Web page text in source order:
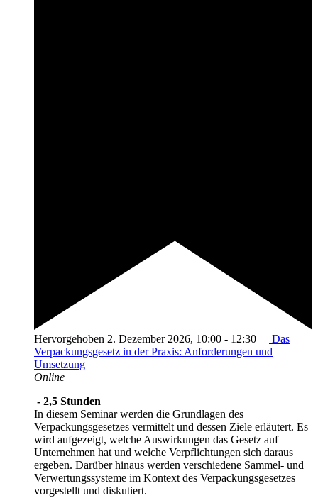
Hervorgehoben 2. Dezember 2026, 10:00 - 12:30
Das
Verpackungsgesetz in der Praxis: Anforderungen und
Umsetzung
Online
- 2,5 Stunden
In diesem Seminar werden die Grundlagen des
Verpackungsgesetzes vermittelt und dessen Ziele erläutert. Es
wird aufgezeigt, welche Auswirkungen das Gesetz auf
Unternehmen hat und welche Verpflichtungen sich daraus
ergeben. Darüber hinaus werden verschiedene Sammel- und
Verwertungssysteme im Kontext des Verpackungsgesetzes
vorgestellt und diskutiert.